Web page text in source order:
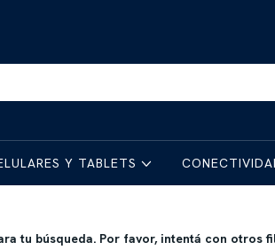
Y TABLETS
tu búsqueda. Por favor, intentá con otros